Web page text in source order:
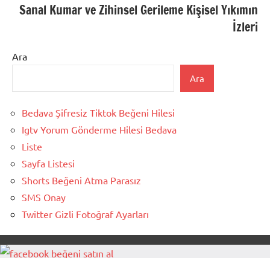
Sanal Kumar ve Zihinsel Gerileme Kişisel Yıkımın
İzleri
Ara
Ara
Bedava Şifresiz Tiktok Beğeni Hilesi
Igtv Yorum Gönderme Hilesi Bedava
Liste
Sayfa Listesi
Shorts Beğeni Atma Parasız
SMS Onay
Twitter Gizli Fotoğraf Ayarları